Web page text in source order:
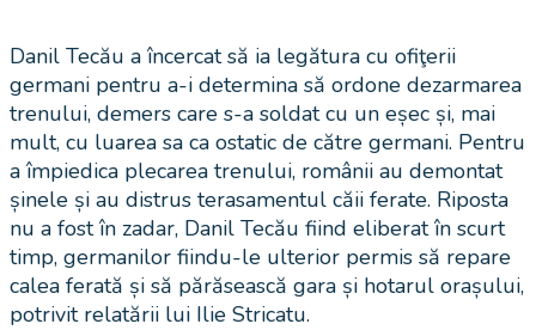
Danil Tecău a încercat să ia legătura cu ofiţerii
germani pentru a-i determina să ordone dezarmarea
trenului, demers care s-a soldat cu un eșec și, mai
mult, cu luarea sa ca ostatic de către germani. Pentru
a împiedica plecarea trenului, românii au demontat
șinele și au distrus terasamentul căii ferate. Riposta
nu a fost în zadar, Danil Tecău fiind eliberat în scurt
timp, germanilor fiindu-le ulterior permis să repare
calea ferată și să părăsească gara și hotarul orașului,
potrivit relatării lui Ilie Stricatu.